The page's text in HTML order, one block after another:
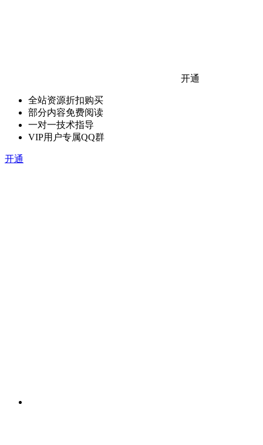
开通
全站资源折扣购买
部分内容免费阅读
一对一技术指导
VIP用户专属QQ群
开通